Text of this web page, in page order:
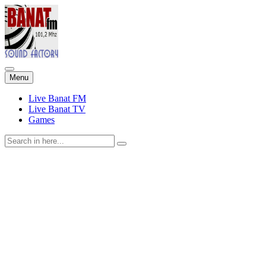
Menu Skip
to
content
Live Banat FM
Live Banat TV
Games
Search
for: